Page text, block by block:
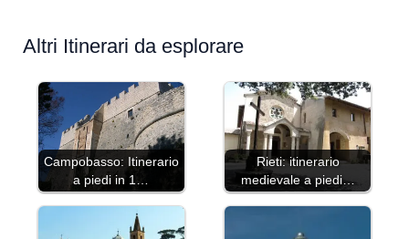
Altri Itinerari da esplorare
Campobasso: Itinerario
a piedi in 1…
Rieti: itinerario
medievale a piedi…